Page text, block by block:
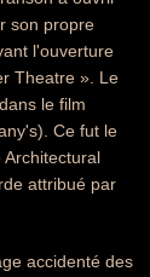
son propre
l'ouverture
Theatre ». Le
le film
Ce fut le
attribué par
accidenté des